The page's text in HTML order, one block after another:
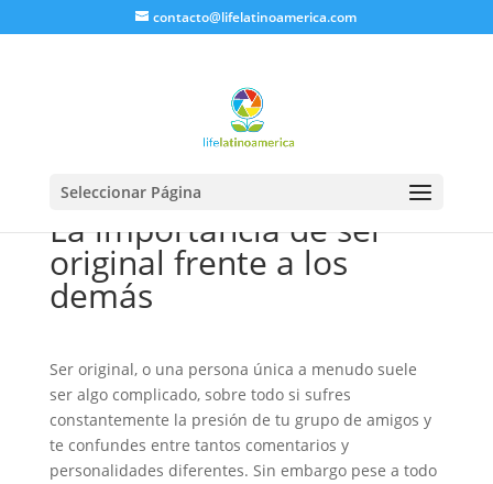
contacto@lifelatinoamerica.com
Seleccionar Página
La importancia de ser
original frente a los
demás
Ser original, o una persona única a menudo suele
ser algo complicado, sobre todo si sufres
constantemente la presión de tu grupo de amigos y
te confundes entre tantos comentarios y
personalidades diferentes. Sin embargo pese a todo